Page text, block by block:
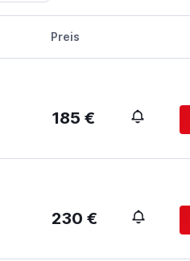
Preis
185 €
230 €